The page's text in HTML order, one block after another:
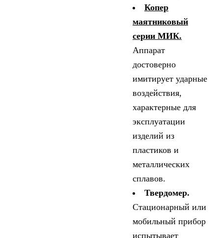
Копер
маятниковый
серии МИК.
Аппарат
достоверно
имитирует ударные
воздействия,
характерные для
эксплуатации
изделий из
пластиков и
металлических
сплавов.
Твердомер.
Стационарный или
мобильный прибор
испытывает